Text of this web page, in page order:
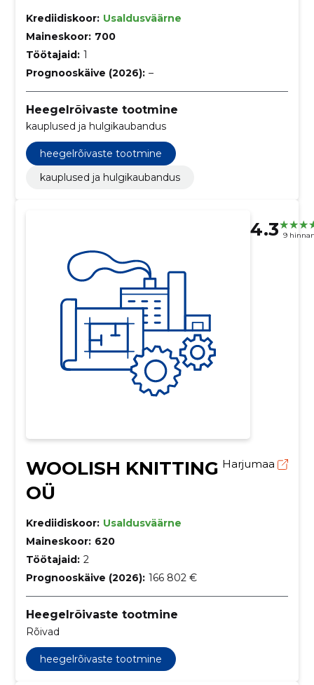
Krediidiskoor: Usaldusväärne
Maineskoor: 700
Töötajaid: 1
Prognooskäive (2026): –
Heegelrõivaste tootmine
kauplused ja hulgikaubandus
heegelrõivaste tootmine
kauplused ja hulgikaubandus
4.3 9
WOOLISH KNITTING
OÜ
Harjumaa
Krediidiskoor: Usaldusväärne
Maineskoor: 620
Töötajaid: 2
Prognooskäive (2026): 166 802 €
Heegelrõivaste tootmine
Rõivad
heegelrõivaste tootmine